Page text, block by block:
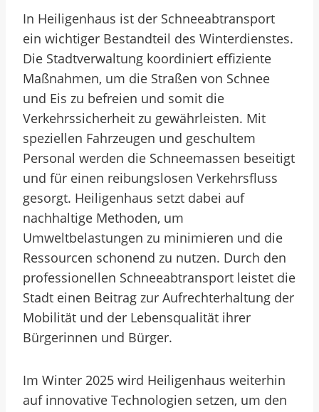
In Heiligenhaus ist der Schneeabtransport
ein wichtiger Bestandteil des Winterdienstes.
Die Stadtverwaltung koordiniert effiziente
Maßnahmen, um die Straßen von Schnee
und Eis zu befreien und somit die
Verkehrssicherheit zu gewährleisten. Mit
speziellen Fahrzeugen und geschultem
Personal werden die Schneemassen beseitigt
und für einen reibungslosen Verkehrsfluss
gesorgt. Heiligenhaus setzt dabei auf
nachhaltige Methoden, um
Umweltbelastungen zu minimieren und die
Ressourcen schonend zu nutzen. Durch den
professionellen Schneeabtransport leistet die
Stadt einen Beitrag zur Aufrechterhaltung der
Mobilität und der Lebensqualität ihrer
Bürgerinnen und Bürger.
Im Winter 2025 wird Heiligenhaus weiterhin
auf innovative Technologien setzen, um den